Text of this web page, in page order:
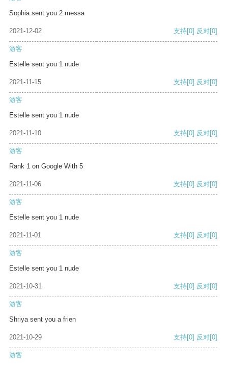
Sophia sent you 2 messa
2021-12-02 支持[0] 反对[0]
游客
Estelle sent you 1 nude
2021-11-15 支持[0] 反对[0]
游客
Estelle sent you 1 nude
2021-11-10 支持[0] 反对[0]
游客
Rank 1 on Google With 5
2021-11-06 支持[0] 反对[0]
游客
Estelle sent you 1 nude
2021-11-01 支持[0] 反对[0]
游客
Estelle sent you 1 nude
2021-10-31 支持[0] 反对[0]
游客
Shriya sent you a frien
2021-10-29 支持[0] 反对[0]
游客